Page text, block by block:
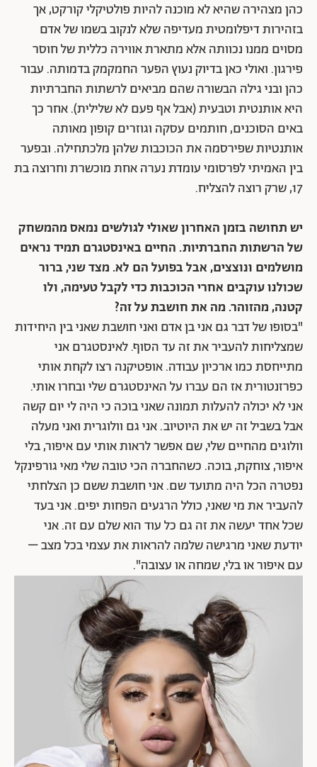
כהן מצהירה שהיא לא מוכנה להיות פולטיקלי קורקט, אך
בזהירות דיפלומטית מעדיפה שלא לנקוב בשמו של אדם
מסוים ממנו נכוותה אלא מתארת אווירה כללית של חוסר
פירגון. ואולי כאן בדיוק נעוץ הפער החמקמק בדמותה. עבור
כהן ובני גילה הבשורה שהם מביאים לרשתות החברתיות
היא אותנטית וטבעית (אבל אף פעם לא שלילית). אחר כך
באים הסוכנים, חותמים עסקה וגוזרים קופון מאותה
אותנטיות שפירסמה את הכוכבות שלהן מלכתחילה. ובפער
בין האמיתי לפרסומי עומדת נערה אחת מוכשרת וחרוצה בת
17, שרק רוצה להצליח.
יש תחושה בזמן האחרון שאולי לגולשים נמאס מהמשחק
של הרשתות החברתיות. החיים באינסטגרם תמיד נראים
מושלמים ונוצצים, אבל בפועל הם לא. מצד שני, ברור
שכולנו עוקבים אחרי הכוכבות כדי לקבל טעימה, ולו
קטנה, מהזוהר. מה את חושבת על זה?
"בסופו של דבר גם אני בן אדם ואני חושבת שאני בין היחידות
שמצליחות להעביר את זה עד הסוף. לאינסטגרם אני
מתייחסת כמו ארכיון עבודה. אופטיקנה רצו לקחת אותי
כפרזנטורית אז הם עברו על האינסטגרם שלי ובחרו אותי.
אני לא יכולה להעלות תמונה שאני בוכה כי היה לי יום קשה
אבל בשביל זה יש את היוטיוב. אני גם וולוגרית ואני מעלה
וולוגים מהחיים שלי, שם אפשר לראות אותי עם איפור, בלי
איפור, צוחקת, בוכה. כשהחברה הכי טובה שלי מאי גורפינקל
נפטרה הכל היה מתועד שם. אני חושבת ששם כן הצלחתי
להעביר את מי שאני, כולל הרגעים הפחות יפים. אני בעד
שכל אחד יעשה את זה גם כל עוד הוא שלם עם זה. אני
יודעת שאני מרגישה שלמה להראות את עצמי בכל מצב –
עם איפור או בלי, שמחה או עצובה".